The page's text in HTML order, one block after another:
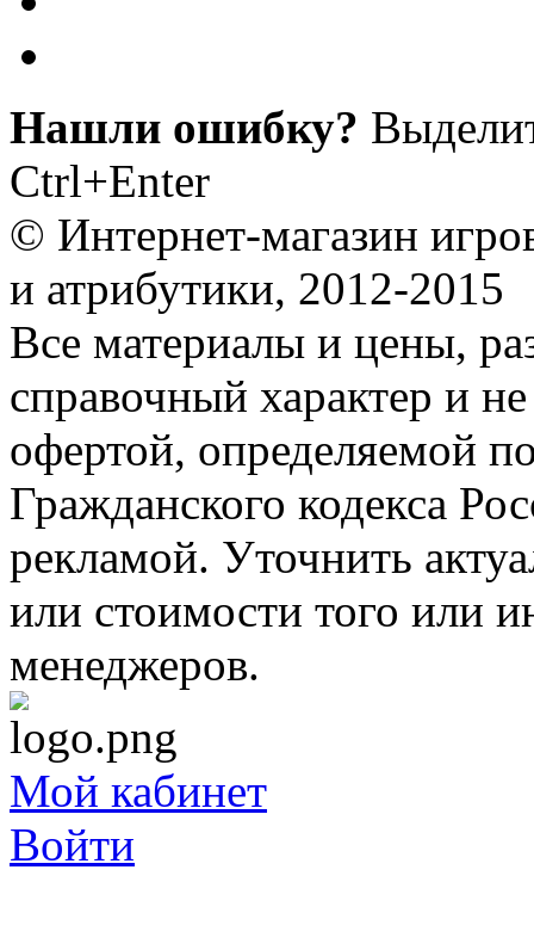
Нашли ошибку?
Ctrl+Enter
© Интернет-магазин
и атрибутики, 2012-2015
Все материалы и цены,
справочный характер и
офертой, определяемой
Гражданского кодекса
рекламой. Уточнить
или стоимости того или
менеджеров.
Мой кабинет
Войти